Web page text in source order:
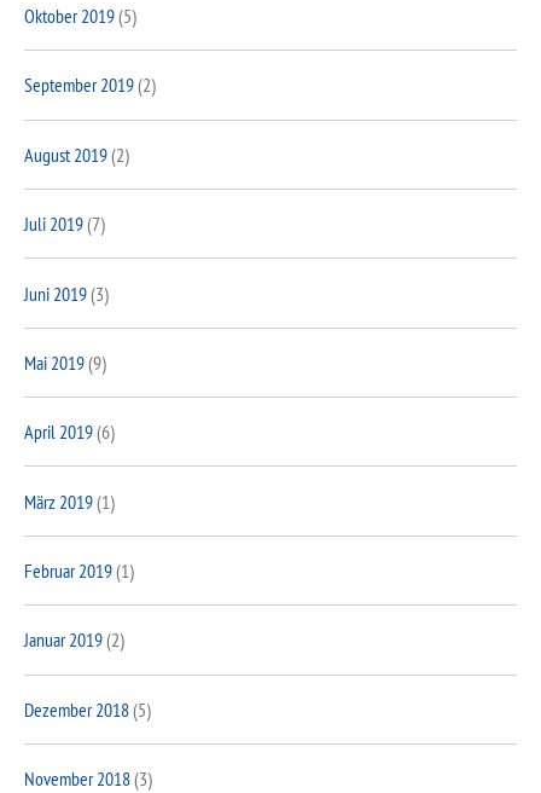
Oktober 2019(5)
September 2019(2)
August 2019(2)
Juli 2019(7)
Juni 2019(3)
Mai 2019(9)
April 2019(6)
März 2019(1)
Februar 2019(1)
Januar 2019(2)
Dezember 2018(5)
November 2018(3)